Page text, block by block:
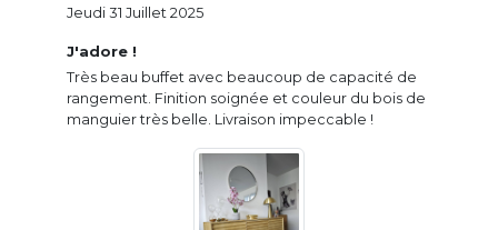
J'adore !
Très beau buffet avec beaucoup de capacité de
rangement. Finition soignée et couleur du bois de
manguier très belle. Livraison impeccable !
Jeudi 31 Juillet 2025